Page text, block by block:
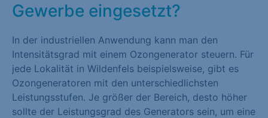
Gewerbe eingesetzt?
In der industriellen Anwendung kann man den
Intensitätsgrad mit einem Ozongenerator steuern. Für
jede Lokalität in Wildenfels beispielsweise, gibt es
Ozongeneratoren mit den unterschiedlichsten
Leistungsstufen. Je größer der Bereich, desto höher
sollte der Leistungsgrad des Generators sein, um eine